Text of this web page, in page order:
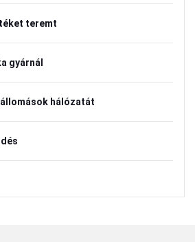
teremt
gyárnál
hálózatát